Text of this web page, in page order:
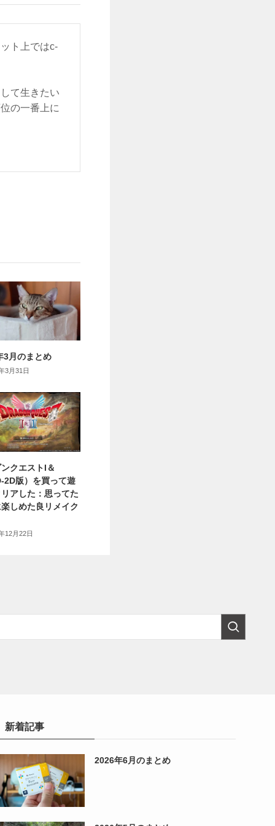
ト上ではc-
て生きたい
の一番上に
3月のまとめ
3月31日
クエストI＆
2D版）を買って遊
アした：思ってた
しめた良リメイク
12月22日
新着記事
2026年6月のまとめ